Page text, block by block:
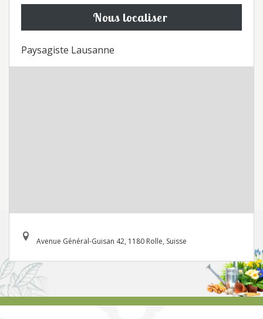
Nous localiser
Paysagiste Lausanne
Avenue Général-Guisan 42, 1180 Rolle, Suisse